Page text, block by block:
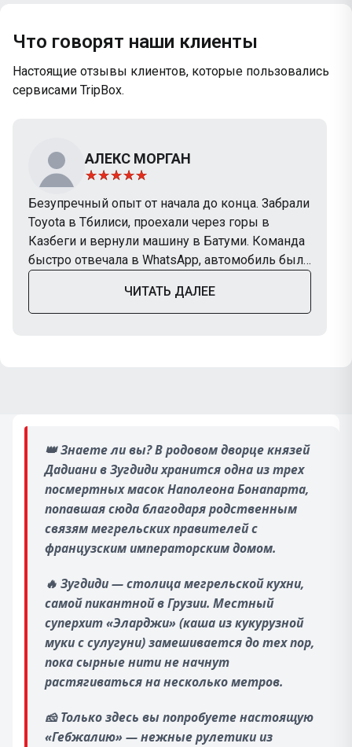
Что говорят наши клиенты
Настоящие отзывы клиентов, которые пользовались
сервисами TripBox.
АЛЕКС МОРГАН
Безупречный опыт от начала до конца. Забрали
Toyota в Тбилиси, проехали через горы в
Казбеги и вернули машину в Батуми. Команда
быстро отвечала в WhatsApp, автомобиль был
воспользуемся TripBox в следующей поездке.
ЧИТАТЬ ДАЛЕЕ
👑Знаете ли вы? В родовом дворце князей
Дадиани в Зугдиди хранится одна из трех
посмертных масок Наполеона Бонапарта,
попавшая сюда благодаря родственным
связям мегрельских правителей с
французским императорским домом.
🔥 Зугдиди — столица мегрельской кухни,
самой пикантной в Грузии. Местный
суперхит «Эларджи» (каша из кукурузной
муки с сулугуни) замешивается до тех пор,
пока сырные нити не начнут
растягиваться на несколько метров.
🧀Только здесь вы попробуете настоящую
«Гебжалию» — нежные рулетики из